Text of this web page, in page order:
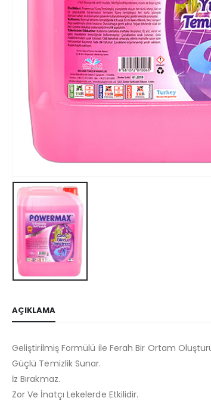
AÇIKLAMA
Geliştirilmiş Formülü ile Ferah Bir Ortam
Güçlü Temizlik Sunar.
İz Bırakmaz.
Zor Ve İnatçı Lekelerde Etkilidir.